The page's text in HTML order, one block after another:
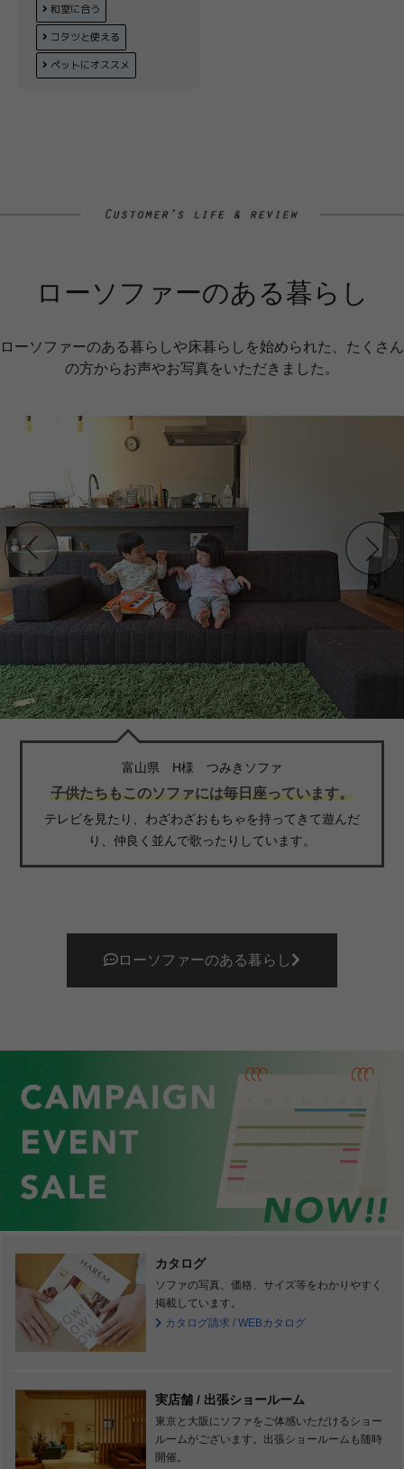
和室に合う
コタツと使える
ペットにオススメ
ローソファーのある暮らし
ローソファーのある暮らしや床暮らしを始められた、たくさん
の方からお声やお写真をいただきました。
富山県 H様 つみきソファ
子供たちもこのソファには毎日座っています。
テレビを見たり、わざわざおもちゃを持ってきて遊んだ
り、仲良く並んで歌ったりしています。
ローソファーのある暮らし
カタログ
ソファの写真、価格、サイズ等をわかりやすく
掲載しています。
カタログ請求 / WEBカタログ
実店舗 / 出張ショールーム
東京と大阪にソファをご体感いただけるショー
ルームがございます。出張ショールームも随時
開催。